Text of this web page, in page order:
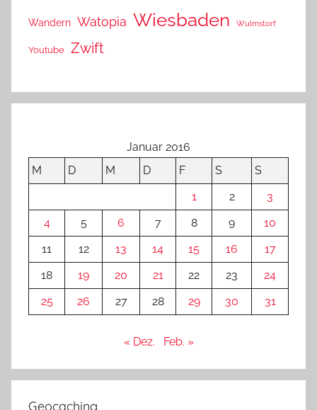
Wandern Watopia Wiesbaden Wulmstorf
Youtube Zwift
Januar 2016
M
D M D F S
S
1
2
3
4
5 6 7 8 9
10
11
12 13 14 15 16
17
18
19 20 21 22 23
24
25
26 27 28 29 30 31
« Dez. Feb. »
Geocaching